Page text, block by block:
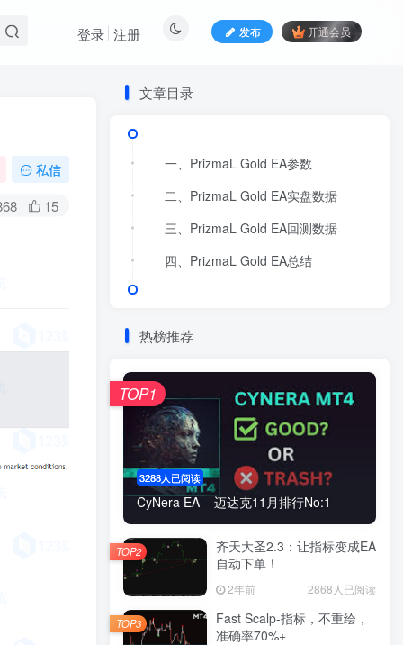
发布 开通会员
登录 注册
私信
15
文章目录
一、PrizmaL Gold EA参数
二、PrizmaL Gold EA实盘数据
三、PrizmaL Gold EA回测数据
四、PrizmaL Gold EA总结
热榜推荐
3288人已阅读
CyNera EA – 迈达克11月排行No:1
TOP1
齐天大圣2.3：让指标变成EA
自动下单！
2年前 2868人已阅读
TOP2
Fast Scalp-指标，不重绘，
准确率70%+
TOP3
一、PrizmaL Gold EA参数
二、PrizmaL Gold EA实盘数据
三、PrizmaL Gold EA回测数据
四、PrizmaL Gold EA总结
3288人已阅读
CyNera EA – 迈达克11月排行No:1
TOP1
齐天大圣2.3：让指标变成EA
自动下单！
2年前 2868人已阅读
TOP2
Fast Scalp-指标，不重绘，
准确率70%+
TOP3